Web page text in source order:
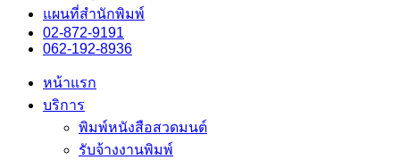
แผนที่สำนักพิมพ์
02-872-9191
062-192-8936
หน้าแรก
บริการ
พิมพ์หนังสือสวดมนต์
รับจ้างงานพิมพ์